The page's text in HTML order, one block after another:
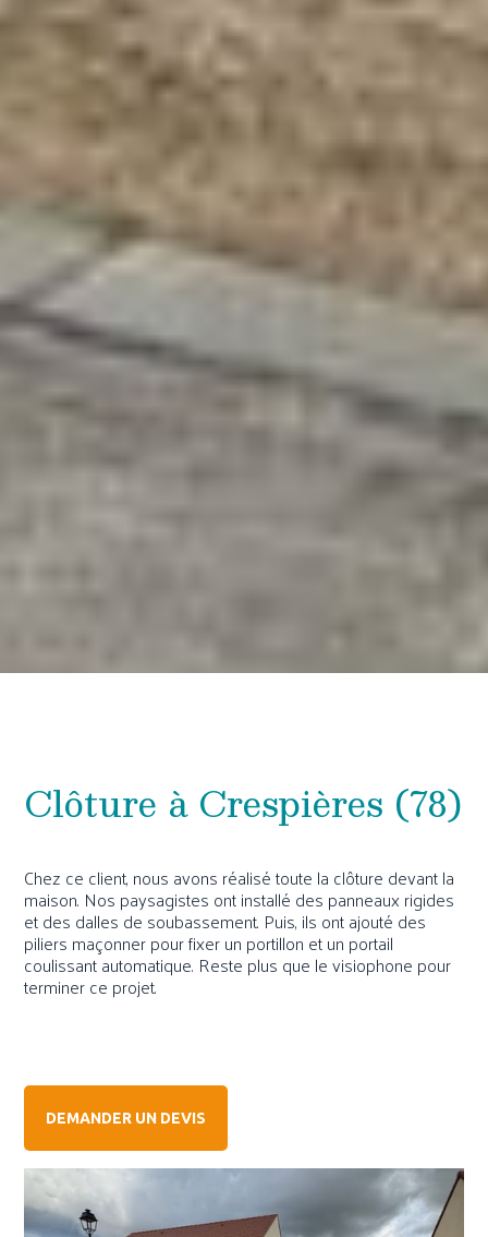
Clôture à Crespières (78)
Chez ce client, nous avons réalisé toute la clôture devant la
maison. Nos paysagistes ont installé des panneaux rigides
et des dalles de soubassement. Puis, ils ont ajouté des
piliers maçonner pour fixer un portillon et un portail
coulissant automatique. Reste plus que le visiophone pour
terminer ce projet.
DEMANDER UN DEVIS